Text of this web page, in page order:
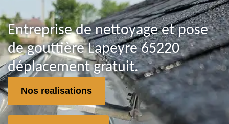
Entreprise de nettoyage et pose
de gouttière Lapeyre 65220
déplacement gratuit.
Nos realisations